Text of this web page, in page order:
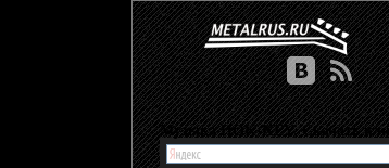
Музыка HOK-KEY. Скачать